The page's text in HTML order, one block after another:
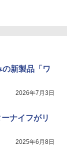
新製品「ワ
2026年7月3日
ナイフがリ
2025年6月8日